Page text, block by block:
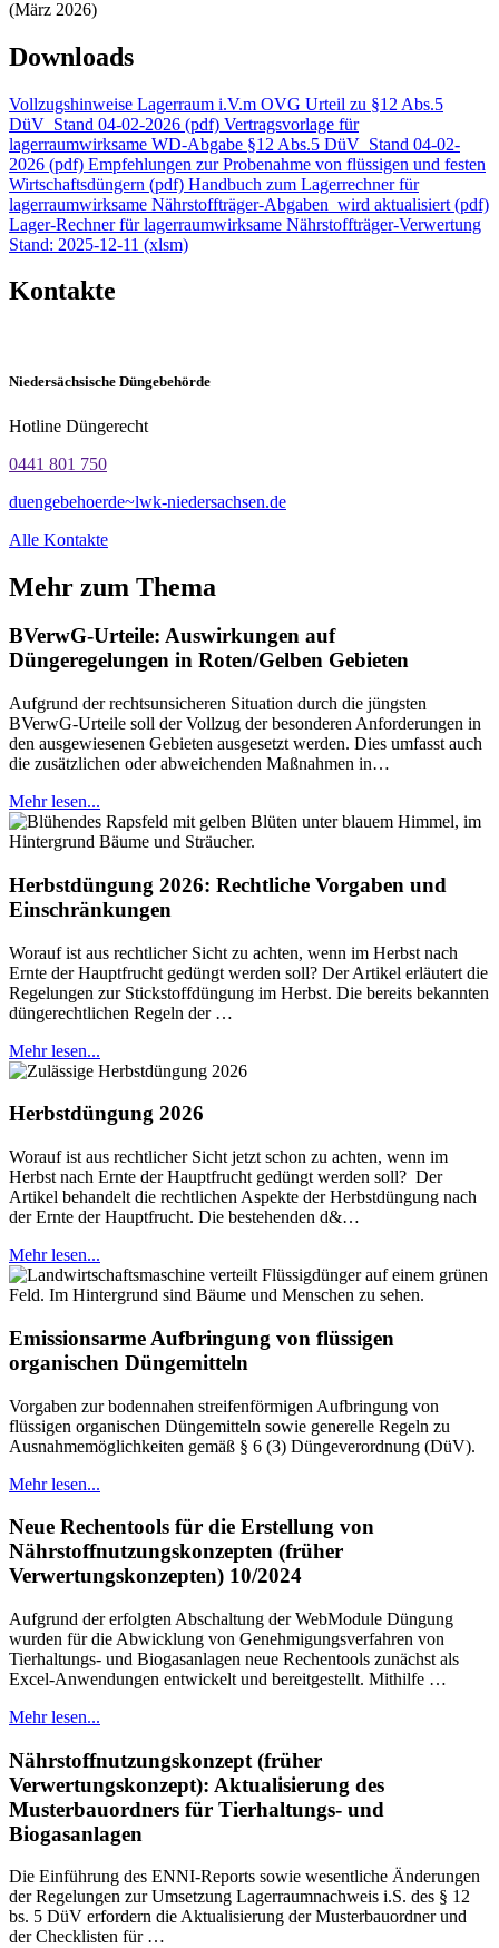
(März 2026)
Downloads
Vollzugshinweise Lagerraum i.V.m OVG Urteil zu §12 Abs.5
DüV_Stand 04-02-2026 (pdf) Vertragsvorlage für
lagerraumwirksame WD-Abgabe §12 Abs.5 DüV_Stand 04-02-
2026 (pdf) Empfehlungen zur Probenahme von flüssigen und festen
Wirtschaftsdüngern (pdf) Handbuch zum Lagerrechner für
lagerraumwirksame Nährstoffträger-Abgaben_wird aktualisiert (pdf)
Lager-Rechner für lagerraumwirksame Nährstoffträger-Verwertung
Stand: 2025-12-11 (xlsm)
Kontakte
Niedersächsische Düngebehörde
Hotline Düngerecht
0441 801 750
duengebehoerde~lwk-niedersachsen.de
Alle Kontakte
Mehr zum Thema
BVerwG-Urteile: Auswirkungen auf
Düngeregelungen in Roten/Gelben Gebieten
Aufgrund der rechtsunsicheren Situation durch die jüngsten
BVerwG-Urteile soll der Vollzug der besonderen Anforderungen in
den ausgewiesenen Gebieten ausgesetzt werden. Dies umfasst auch
die zusätzlichen oder abweichenden Maßnahmen in…
Mehr lesen...
Herbstdüngung 2026: Rechtliche Vorgaben und
Einschränkungen
Worauf ist aus rechtlicher Sicht zu achten, wenn im Herbst nach
Ernte der Hauptfrucht gedüngt werden soll? Der Artikel erläutert die
Regelungen zur Stickstoffdüngung im Herbst. Die bereits bekannten
düngerechtlichen Regeln der …
Mehr lesen...
Herbstdüngung 2026
Worauf ist aus rechtlicher Sicht jetzt schon zu achten, wenn im
Herbst nach Ernte der Hauptfrucht gedüngt werden soll? Der
Artikel behandelt die rechtlichen Aspekte der Herbstdüngung nach
der Ernte der Hauptfrucht. Die bestehenden d&…
Mehr lesen...
Emissionsarme Aufbringung von flüssigen
organischen Düngemitteln
Vorgaben zur bodennahen streifenförmigen Aufbringung von
flüssigen organischen Düngemitteln sowie generelle Regeln zu
Ausnahmemöglichkeiten gemäß § 6 (3) Düngeverordnung (DüV).
Mehr lesen...
Neue Rechentools für die Erstellung von
Nährstoffnutzungskonzepten (früher
Verwertungskonzepten) 10/2024
Aufgrund der erfolgten Abschaltung der WebModule Düngung
wurden für die Abwicklung von Genehmigungsverfahren von
Tierhaltungs- und Biogasanlagen neue Rechentools zunächst als
Excel-Anwendungen entwickelt und bereitgestellt. Mithilfe …
Mehr lesen...
Nährstoffnutzungskonzept (früher
Verwertungskonzept): Aktualisierung des
Musterbauordners für Tierhaltungs- und
Biogasanlagen
Die Einführung des ENNI-Reports sowie wesentliche Änderungen
der Regelungen zur Umsetzung Lagerraumnachweis i.S. des § 12
bs. 5 DüV erfordern die Aktualisierung der Musterbauordner und
der Checklisten für …